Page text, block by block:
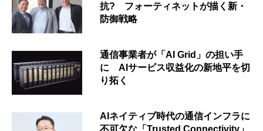
抗? フォーティネットが描く新・
防御戦略
通信事業者が「AI Grid」の担い手
に AIサービス収益化の新地平を切
り拓く
AIネイティブ時代の通信インフラに
不可欠な「Trusted Connectivity」